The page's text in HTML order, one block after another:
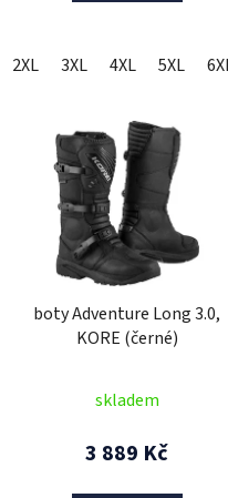
2XL 3XL 4XL 5XL
boty Adventure Long 3.0,
KORE (černé)
skladem
3 889 Kč